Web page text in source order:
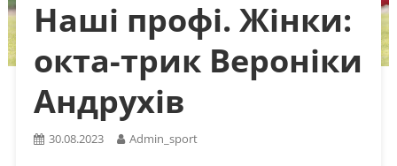
Наші профі. Жінки:
окта-трик Вероніки
Андрухів
30.08.2023 Admin_sport